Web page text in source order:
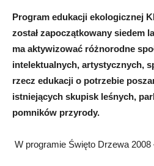
Program edukacji ekologicznej
został zapoczątkowany siedem
ma aktywizować różnorodne
intelektualnych, artystycznych,
rzecz edukacji o potrzebie
istniejących skupisk leśnych,
pomników przyrody.
W programie Święto Drzewa 2008